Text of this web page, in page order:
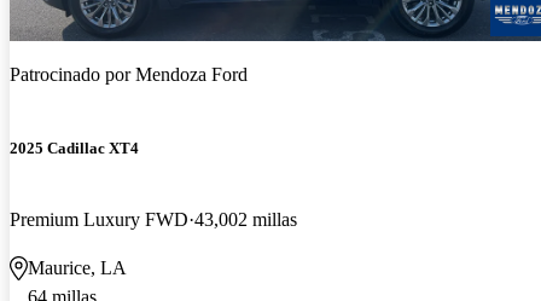
Patrocinado porMendoza Ford
2025 Cadillac XT4
Premium Luxury FWD 43,002 millas
Maurice, LA
64 millas